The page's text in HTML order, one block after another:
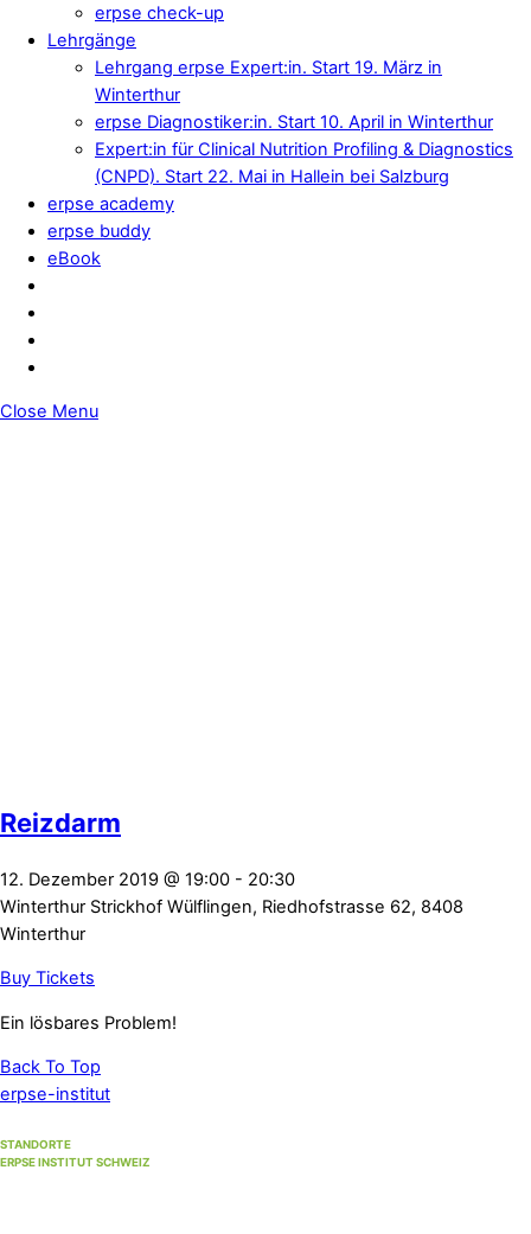
erpse check-up
Lehrgänge
Lehrgang erpse Expert:in. Start 19. März in
Winterthur
erpse Diagnostiker:in. Start 10. April in Winterthur
Expert:in für Clinical Nutrition Profiling & Diagnostics
(CNPD). Start 22. Mai in Hallein bei Salzburg
erpse academy
erpse buddy
eBook
Close Menu
Reizdarm
12. Dezember 2019 @ 19:00 - 20:30
Winterthur Strickhof Wülflingen, Riedhofstrasse 62, 8408
Winterthur
Buy Tickets
Ein lösbares Problem!
Back To Top
erpse-institut
STANDORTE
ERPSE INSTITUT SCHWEIZ